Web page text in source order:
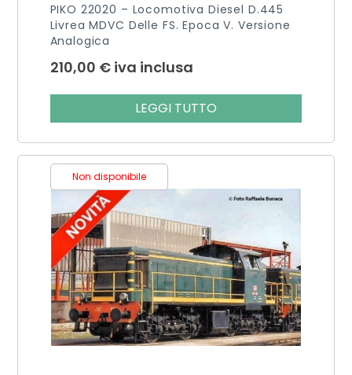
PIKO 22020 – Locomotiva Diesel D.445
Livrea MDVC Delle FS. Epoca V. Versione
Analogica
210,00 € iva inclusa
LEGGI TUTTO
Non disponibile